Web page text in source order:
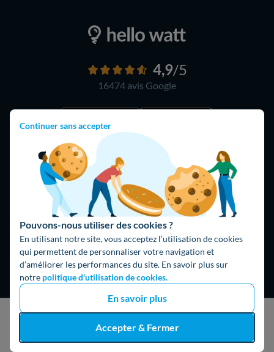
Continuer sans accepter
Pouvons-nous utiliser des cookies ?
En utilisant notre site, vous acceptez l’utilisation de cookies
qui permettent de personnaliser votre navigation et
d’améliorer les performances du site. En savoir plus sur
notre politique d'utilisation de cookies.
En savoir plus
Accepter & Fermer
J'obtiens un devis gratuit
4,9/5
16474 avis Google
Hello What ?
Blog
L'équipe de rédaction
Hello Watt Espagne